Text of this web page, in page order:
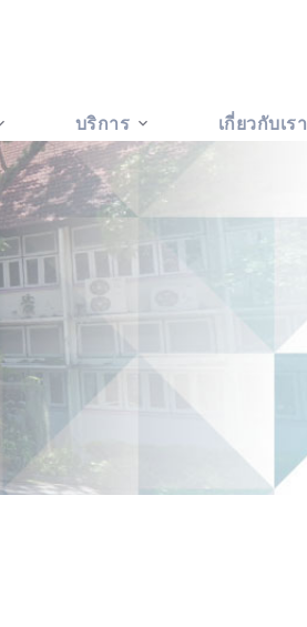
บริการ เกี่ยวกับเรา